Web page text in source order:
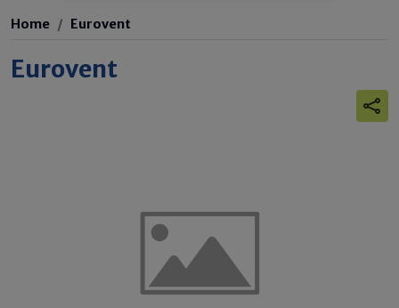
Home Eurovent
Eurovent